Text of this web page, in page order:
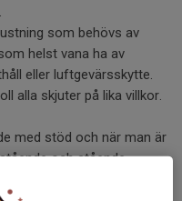
som behövs av
helst vana ha av
eller luftgevärsskytte.
alla skjuter på lika villkor.
med stöd och när man är
och stående.
kaliber .22 även kallade